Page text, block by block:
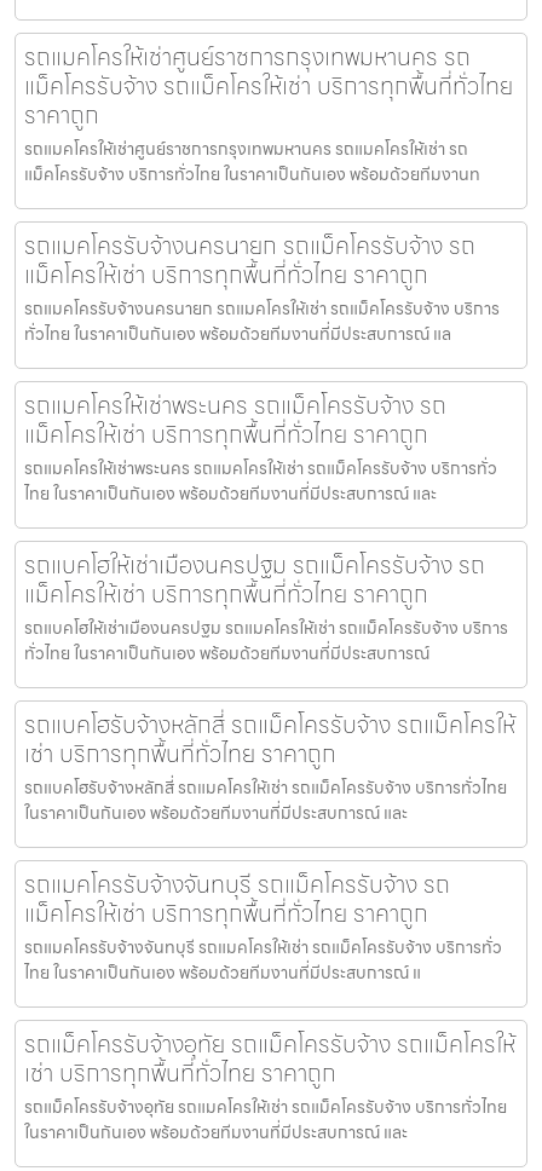
รถแมคโครให้เช่าศูนย์ราชการกรุงเทพมหานคร รถ
แม็คโครรับจ้าง รถแม็คโครให้เช่า บริการทุกพื้นที่ทั่วไทย
ราคาถูก
รถแมคโครให้เช่าศูนย์ราชการกรุงเทพมหานคร รถแมคโครให้เช่า รถ
แม็คโครรับจ้าง บริการทั่วไทย ในราคาเป็นกันเอง พร้อมด้วยทีมงานท
รถแมคโครรับจ้างนครนายก รถแม็คโครรับจ้าง รถ
แม็คโครให้เช่า บริการทุกพื้นที่ทั่วไทย ราคาถูก
รถแมคโครรับจ้างนครนายก รถแมคโครให้เช่า รถแม็คโครรับจ้าง บริการ
ทั่วไทย ในราคาเป็นกันเอง พร้อมด้วยทีมงานที่มีประสบการณ์ แล
รถแมคโครให้เช่าพระนคร รถแม็คโครรับจ้าง รถ
แม็คโครให้เช่า บริการทุกพื้นที่ทั่วไทย ราคาถูก
รถแมคโครให้เช่าพระนคร รถแมคโครให้เช่า รถแม็คโครรับจ้าง บริการทั่ว
ไทย ในราคาเป็นกันเอง พร้อมด้วยทีมงานที่มีประสบการณ์ และ
รถแบคโฮให้เช่าเมืองนครปฐม รถแม็คโครรับจ้าง รถ
แม็คโครให้เช่า บริการทุกพื้นที่ทั่วไทย ราคาถูก
รถแบคโฮให้เช่าเมืองนครปฐม รถแมคโครให้เช่า รถแม็คโครรับจ้าง บริการ
ทั่วไทย ในราคาเป็นกันเอง พร้อมด้วยทีมงานที่มีประสบการณ์
รถแบคโฮรับจ้างหลักสี่ รถแม็คโครรับจ้าง รถแม็คโครให้
เช่า บริการทุกพื้นที่ทั่วไทย ราคาถูก
รถแบคโฮรับจ้างหลักสี่ รถแมคโครให้เช่า รถแม็คโครรับจ้าง บริการทั่วไทย
ในราคาเป็นกันเอง พร้อมด้วยทีมงานที่มีประสบการณ์ และ
รถแมคโครรับจ้างจันทบุรี รถแม็คโครรับจ้าง รถ
แม็คโครให้เช่า บริการทุกพื้นที่ทั่วไทย ราคาถูก
รถแมคโครรับจ้างจันทบุรี รถแมคโครให้เช่า รถแม็คโครรับจ้าง บริการทั่ว
ไทย ในราคาเป็นกันเอง พร้อมด้วยทีมงานที่มีประสบการณ์ แ
รถแม็คโครรับจ้างอุทัย รถแม็คโครรับจ้าง รถแม็คโครให้
เช่า บริการทุกพื้นที่ทั่วไทย ราคาถูก
รถแม็คโครรับจ้างอุทัย รถแมคโครให้เช่า รถแม็คโครรับจ้าง บริการทั่วไทย
ในราคาเป็นกันเอง พร้อมด้วยทีมงานที่มีประสบการณ์ และ